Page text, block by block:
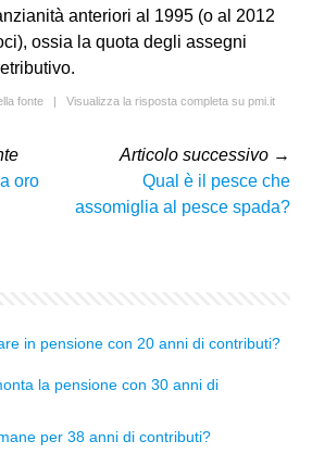
anteriori al 1995 (o al 2012
ossia la quota degli assegni
fonte | Visualizza la risposta completa su pmi.it
oro
Articolo successivo →
Qual è il pesce che
assomiglia al pesce spada?
in pensione con 20 anni di contributi?
la pensione con 30 anni di
per 38 anni di contributi?